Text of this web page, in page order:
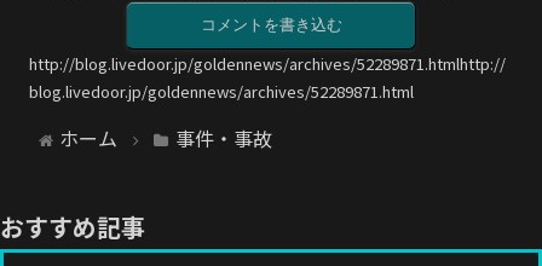
コメントを書き込む
http://blog.livedoor.jp/goldennews/archives/52289871.htmlhttp://
blog.livedoor.jp/goldennews/archives/52289871.html
ホーム 事件・事故
おすすめ記事